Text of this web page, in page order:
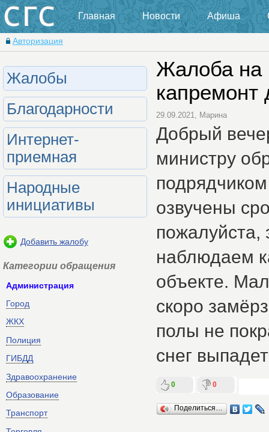
Главная Новости Афиша
Авторизация
Жалобы
Благодарности
Интернет-
приемная
Народные
инициативы
Добавить жалобу
Категории обращения
Администрация
Город
ЖКХ
Полиция
ГИБДД
Здравоохранение
Образование
Транспорт
Жалоба на
капремонт
29.09.2021, Марина
Добрый
министру
озвучены
пожалуйста,
наблюдаем
объекте.
скоро
полы не
снег
0 0
Поделиться…